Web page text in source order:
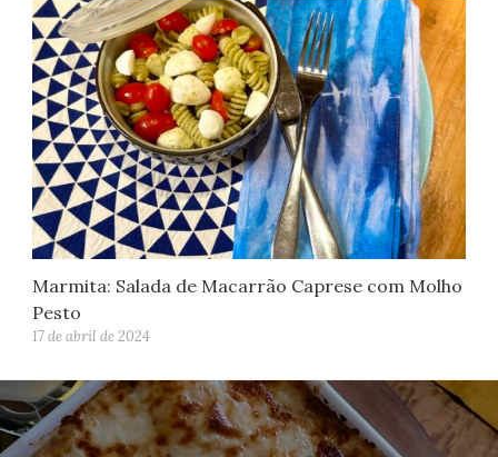
Marmita: Salada de Macarrão Caprese com Molho
Pesto
17 de abril de 2024
Navegação